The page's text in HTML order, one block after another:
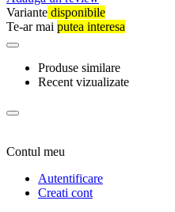
Variante disponibile
Te-ar mai putea interesa
Produse similare
Recent vizualizate
Contul meu
Autentificare
Creati cont